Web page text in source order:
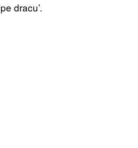
dracu’.